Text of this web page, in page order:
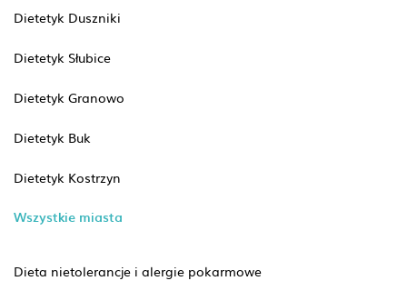
Dietetyk Duszniki
Dietetyk Słubice
Dietetyk Granowo
Dietetyk Buk
Dietetyk Kostrzyn
Wszystkie miasta
Dieta nietolerancje i alergie pokarmowe